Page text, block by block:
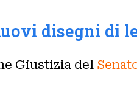
disegni di
Giustizia del